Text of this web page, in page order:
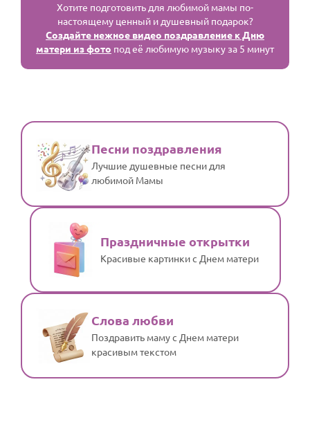
Хотите подготовить для любимой мамы по-
настоящему ценный и душевный подарок?
Создайте нежное видео поздравление к Дню
матери из фото под её любимую музыку за 5 минут
Песни поздравления
Лучшие душевные песни для
любимой Мамы
Праздничные открытки
Красивые картинки с Днем матери
Слова любви
Поздравить маму с Днем матери
красивым текстом